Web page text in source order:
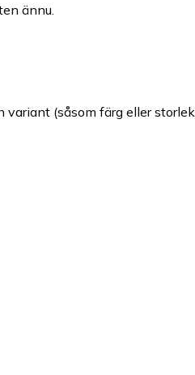
ännu.
variant (såsom färg eller